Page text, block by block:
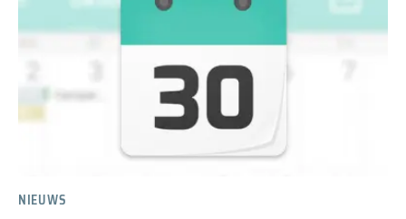
NIEUWS